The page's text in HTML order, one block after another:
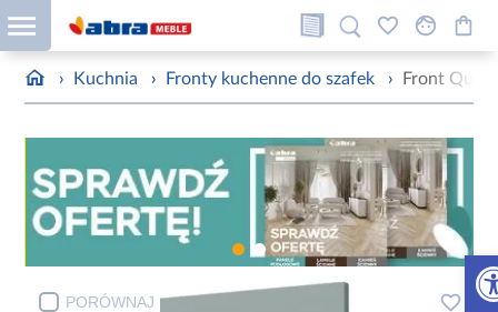
› Kuchnia › Fronty kuchenne do szafek › Front
PORÓWNAJ